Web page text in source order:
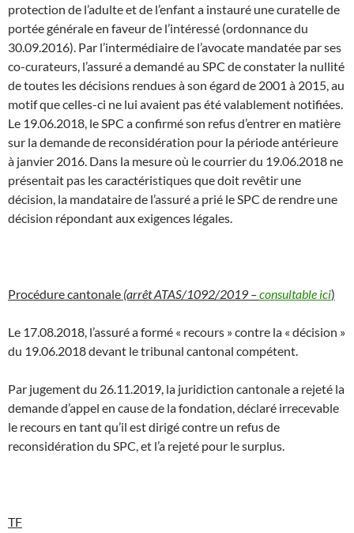
protection de l’adulte et de l’enfant a instauré une curatelle de
portée générale en faveur de l’intéressé (ordonnance du
30.09.2016). Par l’intermédiaire de l’avocate mandatée par ses
co-curateurs, l’assuré a demandé au SPC de constater la nullité
de toutes les décisions rendues à son égard de 2001 à 2015, au
motif que celles-ci ne lui avaient pas été valablement notifiées.
Le 19.06.2018, le SPC a confirmé son refus d’entrer en matière
sur la demande de reconsidération pour la période antérieure
à janvier 2016. Dans la mesure où le courrier du 19.06.2018 ne
présentait pas les caractéristiques que doit revêtir une
décision, la mandataire de l’assuré a prié le SPC de rendre une
décision répondant aux exigences légales.
Procédure cantonale (arrêt ATAS/1092/2019 –consultable ici)
Le 17.08.2018, l’assuré a formé « recours » contre la « décision »
du 19.06.2018 devant le tribunal cantonal compétent.
Par jugement du 26.11.2019, la juridiction cantonale a rejeté la
demande d’appel en cause de la fondation, déclaré irrecevable
le recours en tant qu’il est dirigé contre un refus de
reconsidération du SPC, et l’a rejeté pour le surplus.
TF